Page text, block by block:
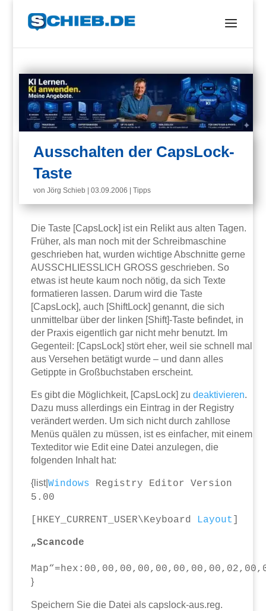
Ausschalten der CapsLock-
Taste
vonJörg Schieb |03.09.2006 |Tipps
Die Taste [CapsLock] ist ein Relikt aus alten Tagen.
Früher, als man noch mit der Schreibmaschine
geschrieben hat, wurden wichtige Abschnitte gerne
AUSSCHLIESSLICH GROSS geschrieben. So
etwas ist heute kaum noch nötig, da sich Texte
formatieren lassen. Darum wird die Taste
[CapsLock], auch [ShiftLock] genannt, die sich
unmittelbar über der linken [Shift]-Taste befindet, in
der Praxis eigentlich gar nicht mehr benutzt. Im
Gegenteil: [CapsLock] stört eher, weil sie schnell mal
aus Versehen betätigt wurde – und dann alles
Getippte in Großbuchstaben erscheint.
Es gibt die Möglichkeit, [CapsLock] zudeaktivieren.
Dazu muss allerdings ein Eintrag in der Registry
verändert werden. Um sich nicht durch zahllose
Menüs quälen zu müssen, ist es einfacher, mit einem
Texteditor wie Edit eine Datei anzulegen, die
folgenden Inhalt hat:
{list|Windows Registry Editor Version
5.00
[HKEY_CURRENT_USER\Keyboard Layout
„Scancode
}
Speichern Sie die Datei als capslock-aus.reg.